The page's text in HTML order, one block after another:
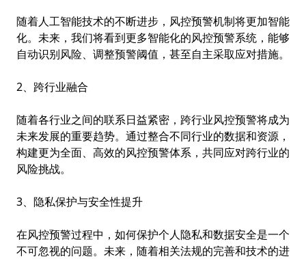
随着人工智能技术的不断进步，风控预警机制将更加智能
化。未来，我们将看到更多智能化的风控预警系统，能够
自动识别风险、调整预警阈值，甚至自主采取应对措施。
2、跨行业融合
随着各行业之间的联系日益紧密，跨行业风控预警将成为
未来发展的重要趋势。通过整合不同行业的数据和资源，
构建更为全面、高效的风控预警体系，共同应对跨行业的
风险挑战。
3、隐私保护与安全性提升
在风控预警过程中，如何保护个人隐私和数据安全是一个
不可忽视的问题。未来，随着相关法规的完善和技术的进